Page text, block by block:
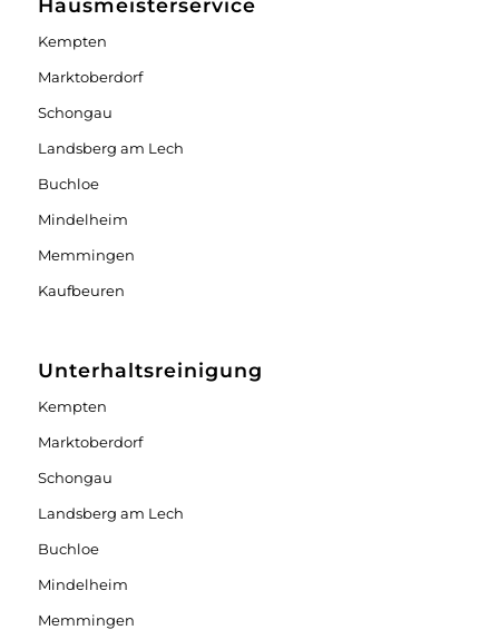
Hausmeisterservice
Kempten
Marktoberdorf
Schongau
Landsberg am Lech
Buchloe
Mindelheim
Memmingen
Kaufbeuren
Unterhaltsreinigung
Kempten
Marktoberdorf
Schongau
Landsberg am Lech
Buchloe
Mindelheim
Memmingen